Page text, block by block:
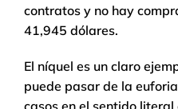
contratos y no hay
41,945 dólares.
El níquel es un claro
puede pasar de la